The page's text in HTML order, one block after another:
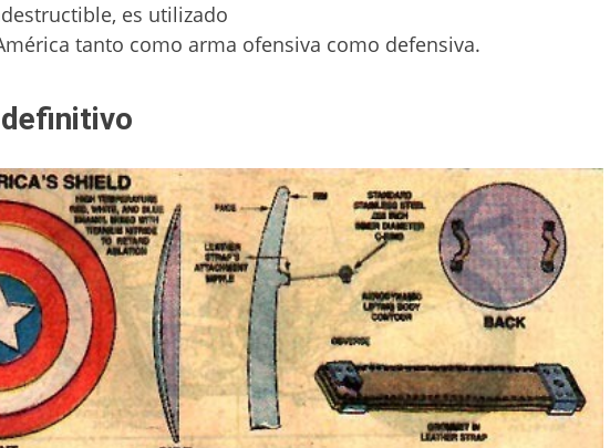
es utilizado
tanto como arma ofensiva como defensiva.